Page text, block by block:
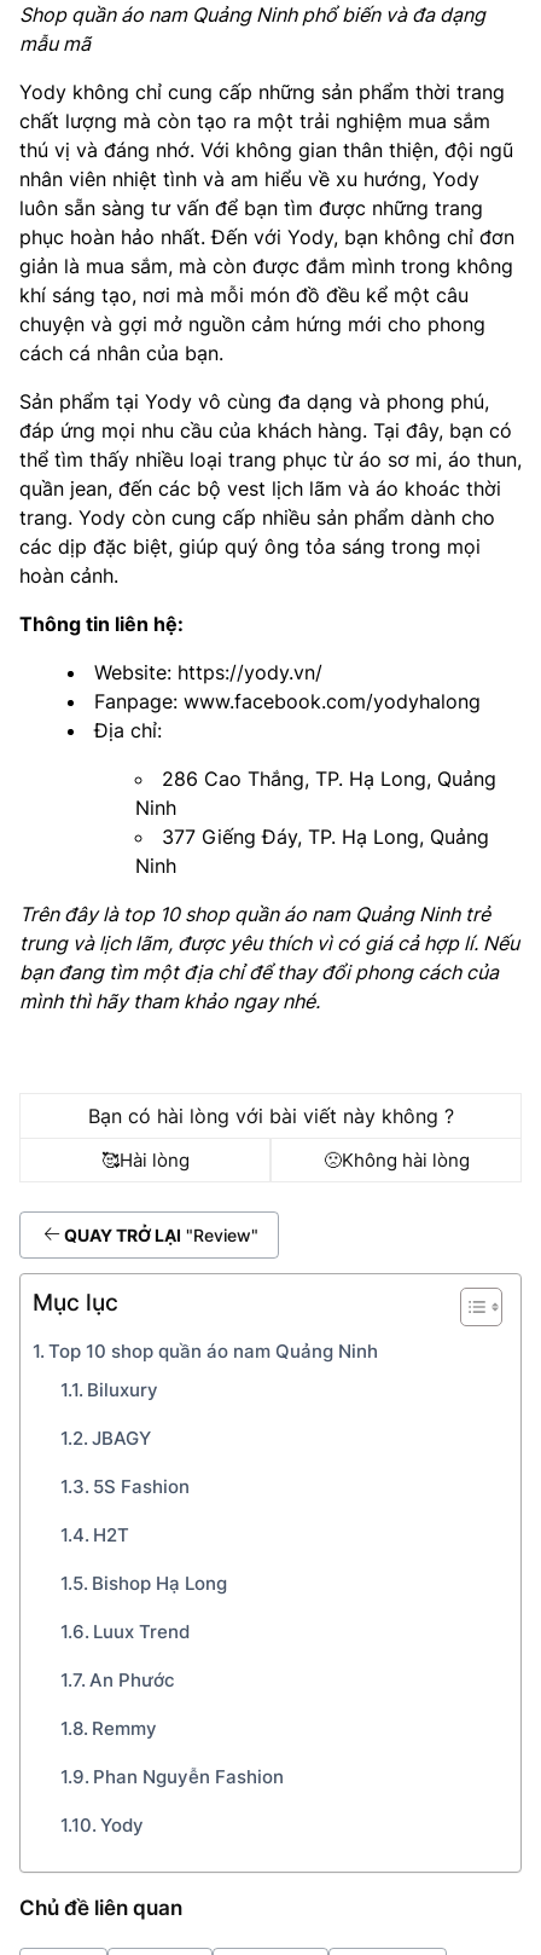
Shop quần áo nam Quảng Ninh phổ biến và đa dạng
mẫu mã
Yody không chỉ cung cấp những sản phẩm thời trang
chất lượng mà còn tạo ra một trải nghiệm mua sắm
thú vị và đáng nhớ. Với không gian thân thiện, đội ngũ
nhân viên nhiệt tình và am hiểu về xu hướng, Yody
luôn sẵn sàng tư vấn để bạn tìm được những trang
phục hoàn hảo nhất. Đến với Yody, bạn không chỉ đơn
giản là mua sắm, mà còn được đắm mình trong không
khí sáng tạo, nơi mà mỗi món đồ đều kể một câu
chuyện và gợi mở nguồn cảm hứng mới cho phong
cách cá nhân của bạn.
Sản phẩm tại Yody vô cùng đa dạng và phong phú,
đáp ứng mọi nhu cầu của khách hàng. Tại đây, bạn có
thể tìm thấy nhiều loại trang phục từ áo sơ mi, áo thun,
quần jean, đến các bộ vest lịch lãm và áo khoác thời
trang. Yody còn cung cấp nhiều sản phẩm dành cho
các dịp đặc biệt, giúp quý ông tỏa sáng trong mọi
hoàn cảnh.
Thông tin liên hệ:
Website: https://yody.vn/
Fanpage: www.facebook.com/yodyhalong
Địa chỉ:
286 Cao Thắng, TP. Hạ Long, Quảng
Ninh
377 Giếng Đáy, TP. Hạ Long, Quảng
Ninh
Trên đây là top 10 shop quần áo nam Quảng Ninh trẻ
trung và lịch lãm, được yêu thích vì có giá cả hợp lí. Nếu
bạn đang tìm một địa chỉ để thay đổi phong cách của
mình thì hãy tham khảo ngay nhé.
Bạn có hài lòng với bài viết này không ?
🥰Hài lòng 🙁Không hài lòng
QUAY TRỞ LẠI "Review"
Mục lục
Top 10 shop quần áo nam Quảng Ninh
Biluxury
JBAGY
5S Fashion
H2T
Bishop Hạ Long
Luux Trend
An Phước
Remmy
Phan Nguyễn Fashion
Yody
Chủ đề liên quan